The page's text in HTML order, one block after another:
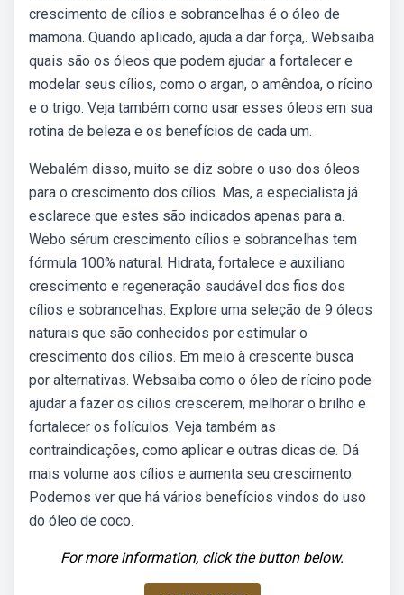
crescimento de cílios e sobrancelhas é o óleo de
mamona. Quando aplicado, ajuda a dar força,. Websaiba
quais são os óleos que podem ajudar a fortalecer e
modelar seus cílios, como o argan, o amêndoa, o rícino
e o trigo. Veja também como usar esses óleos em sua
rotina de beleza e os benefícios de cada um.
Webalém disso, muito se diz sobre o uso dos óleos
para o crescimento dos cílios. Mas, a especialista já
esclarece que estes são indicados apenas para a.
Webo sérum crescimento cílios e sobrancelhas tem
fórmula 100% natural. Hidrata, fortalece e auxiliano
crescimento e regeneração saudável dos fios dos
cílios e sobrancelhas. Explore uma seleção de 9 óleos
naturais que são conhecidos por estimular o
crescimento dos cílios. Em meio à crescente busca
por alternativas. Websaiba como o óleo de rícino pode
ajudar a fazer os cílios crescerem, melhorar o brilho e
fortalecer os folículos. Veja também as
contraindicações, como aplicar e outras dicas de. Dá
mais volume aos cílios e aumenta seu crescimento.
Podemos ver que há vários benefícios vindos do uso
do óleo de coco.
For more information, click the button below.